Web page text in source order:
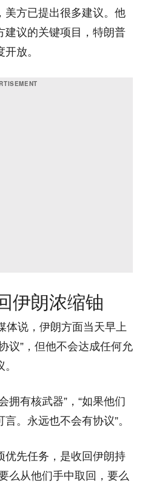
美方已提出很多建议。他
建议的关键项目，特朗普
放。
伊朗浓缩铀
体说，伊朗方面当天早上
议”，但他不会达成任何允
拥有核武器”，“如果他们
。永远也不会有协议”。
优先任务，是收回伊朗持
么从他们手中取回，要么